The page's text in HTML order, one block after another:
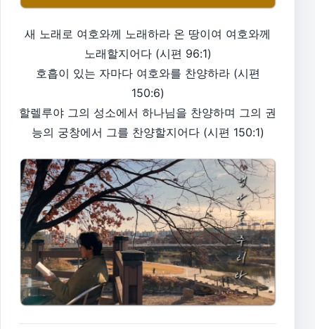
새 노래로 여호와께 노래하라 온 땅이여 여호와께
노래할지어다 (시편 96:1)
호흡이 있는 자마다 여호와를 찬양하라 (시편
150:6)
할렐루야 그의 성소에서 하나님을 찬양하며 그의 권
능의 궁창에서 그를 찬양할지어다 (시편 150:1)